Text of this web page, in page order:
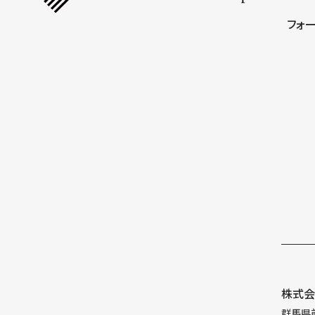
フォ
株式